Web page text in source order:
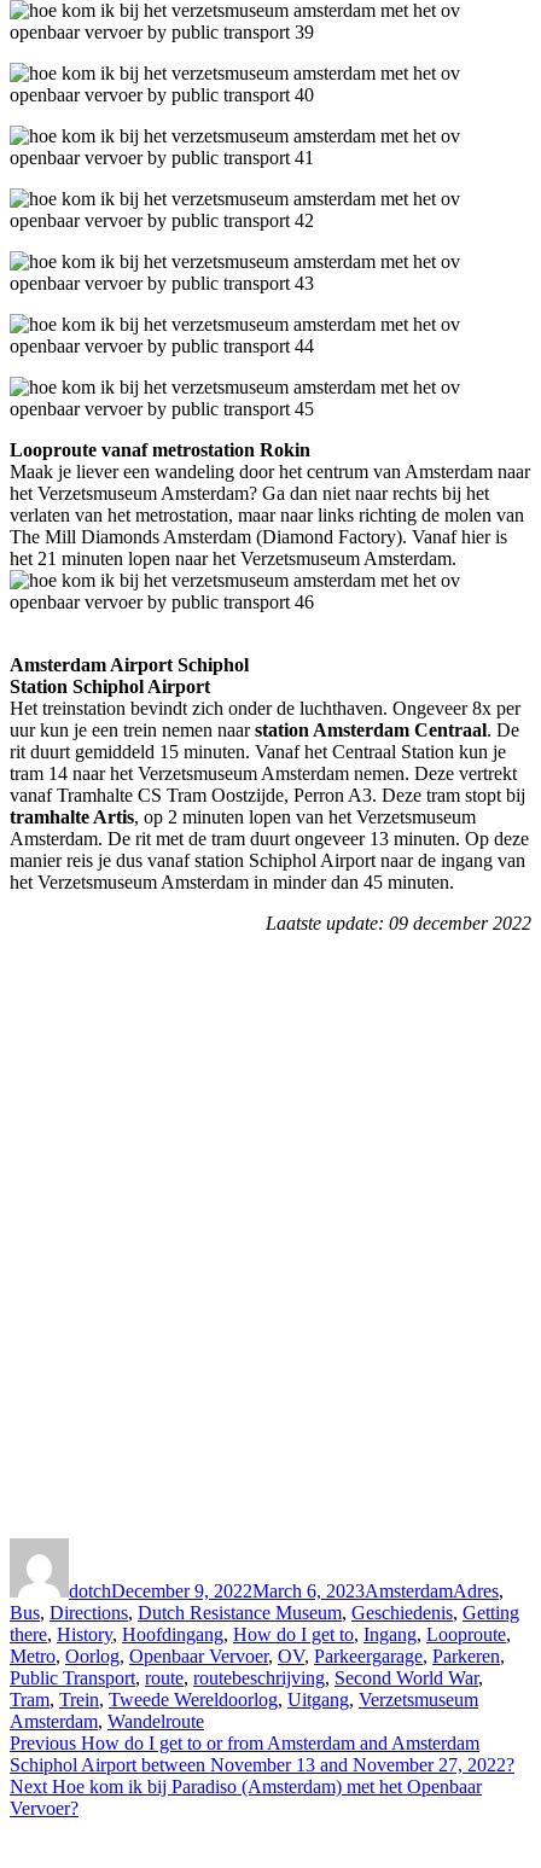
Looproute vanaf metrostation Rokin
Maak je liever een wandeling door het centrum van Amsterdam naar
het Verzetsmuseum Amsterdam? Ga dan niet naar rechts bij het
verlaten van het metrostation, maar naar links richting de molen van
The Mill Diamonds Amsterdam (Diamond Factory). Vanaf hier is
het 21 minuten lopen naar het Verzetsmuseum Amsterdam.
Amsterdam Airport Schiphol
Station Schiphol Airport
Het treinstation bevindt zich onder de luchthaven. Ongeveer 8x per
uur kun je een trein nemen naarstation Amsterdam Centraal. De
rit duurt gemiddeld 15 minuten. Vanaf het Centraal Station kun je
tram 14 naar het Verzetsmuseum Amsterdam nemen. Deze vertrekt
vanaf Tramhalte CS Tram Oostzijde, Perron A3. Deze tram stopt bij
tramhalte Artis, op 2 minuten lopen van het Verzetsmuseum
Amsterdam. De rit met de tram duurt ongeveer 13 minuten. Op deze
manier reis je dus vanaf station Schiphol Airport naar de ingang van
het Verzetsmuseum Amsterdam in minder dan 45 minuten.
Laatste update: 09 december 2022
dotchDecember 9, 2022March 6, 2023AmsterdamAdres,
Bus, Directions, Dutch Resistance Museum, Geschiedenis, Getting
there, History, Hoofdingang, How do I get to, Ingang, Looproute,
Metro, Oorlog, Openbaar Vervoer, OV, Parkeergarage, Parkeren,
Public Transport, route, routebeschrijving, Second World War,
Tram, Trein, Tweede Wereldoorlog, Uitgang, Verzetsmuseum
Amsterdam, Wandelroute
Post
navigation
Previous Previous
post:
How do I get to or from Amsterdam and Amsterdam
Schiphol Airport between November 13 and November 27, 2022?
Next Next
post:
Hoe kom ik bij Paradiso (Amsterdam) met het Openbaar
Vervoer?